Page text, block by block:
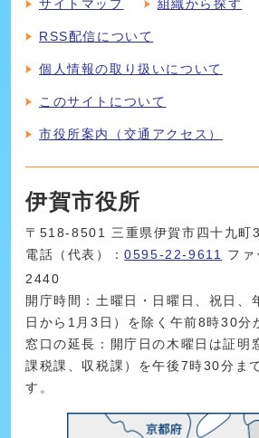
サイトマップ 組織から探す
RSS配信について
個人情報の取り扱いについて
このサイトについて
市役所案内（交通アクセス）
伊賀市役所
〒518-8501 三重県伊賀市四十九町
電話（代表）：0595-22-9611
フ
2440
開庁時間：土曜日・日曜日、祝日、
日から1月3日）を除く午前8時30分
窓口の延長：開庁日の木曜日は証明
課税課、収税課）を午後7時30分ま
す。